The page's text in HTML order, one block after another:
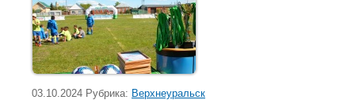
03.10.2024 Рубрика: Верхнеуральск